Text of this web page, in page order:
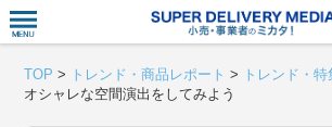
TOP > トレンド・商品レポート > トレンド・特
オシャレな空間演出をしてみよう